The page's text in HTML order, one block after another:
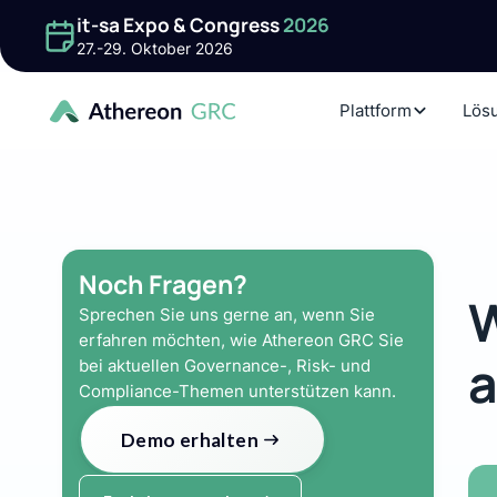
it-sa Expo & Congress2026
27.-29. Oktober 2026
Plattform
Noch Fragen?
Sprechen Sie uns gerne an, wenn Sie
erfahren möchten, wie Athereon GRC Sie
bei aktuellen Governance-, Risk- und
Compliance-Themen unterstützen kann.
Demo erhalten